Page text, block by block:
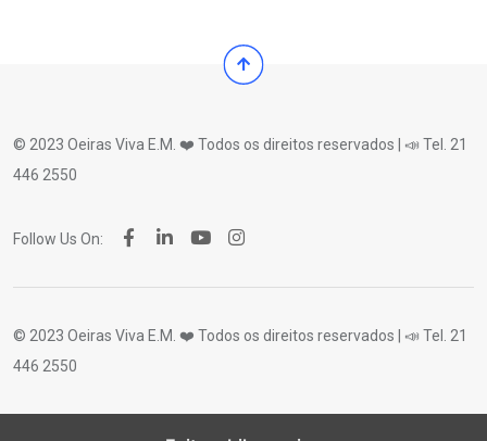
© 2023 Oeiras Viva E.M. ❤️ Todos os direitos reservados | 📣 Tel. 21
446 2550
Follow Us On:
© 2023 Oeiras Viva E.M. ❤️ Todos os direitos reservados | 📣 Tel. 21
446 2550